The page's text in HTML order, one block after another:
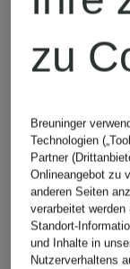
CHF 189
zu
Breuninger
Technologien
Partner
Onlineangebot zu
anderen Seiten
verarbeitet
Standort-
und Inhalte in
Nutzerverhaltens